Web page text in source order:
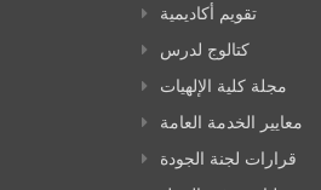
تقويم أكاديمية
كتالوج لدرس
مجلة كلية الإلهيات
معايير الخدمة العامة
قرارات لجنة الجودة